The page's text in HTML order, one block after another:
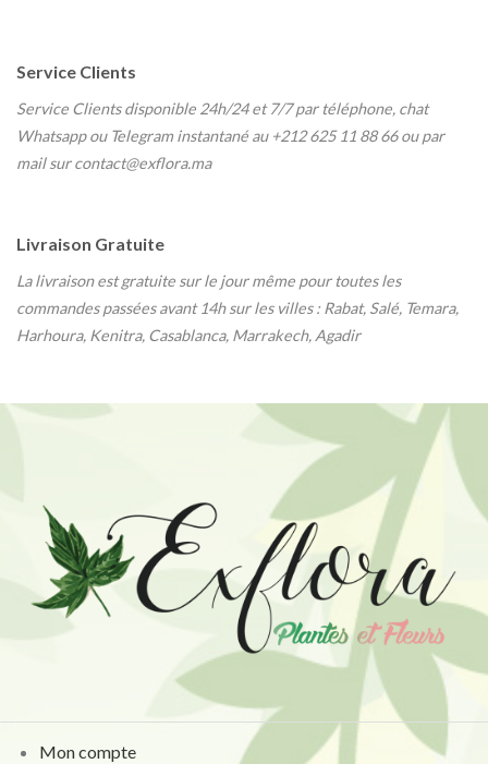
Service Clients
Service Clients disponible 24h/24 et 7/7par téléphone, chat
Whatsapp ou Telegram instantané au +212 625 11 88 66 ou par
mail sur contact@exflora.ma
Livraison Gratuite
La livraison est gratuite sur le jour même pour toutes les
commandes passées avant 14h sur les villes : Rabat, Salé, Temara,
Harhoura, Kenitra, Casablanca, Marrakech, Agadir
Mon compte